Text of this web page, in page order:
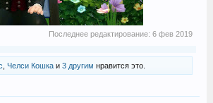
Последнее редактирование:6 фев 2019
Челси Кошкаи 3 другим нравится это.